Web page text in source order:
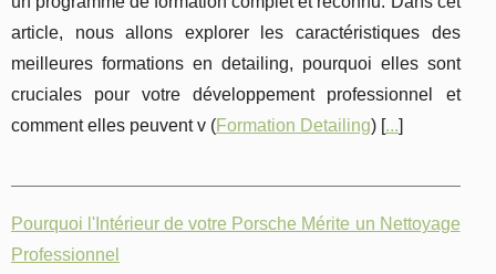
article, nous allons explorer les caractéristiques des
meilleures formations en detailing, pourquoi elles sont
cruciales pour votre développement professionnel et
comment elles peuvent v (Formation Detailing) [...]
Pourquoi l'Intérieur de votre Porsche Mérite un Nettoyage
Professionnel